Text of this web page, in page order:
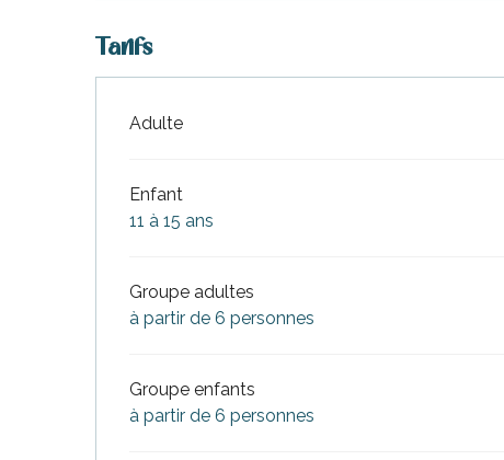
Tarifs
Tarifs 2026
Adulte
Enfant
11 à 15 ans
Groupe adultes
à partir de 6 personnes
Groupe enfants
à partir de 6 personnes